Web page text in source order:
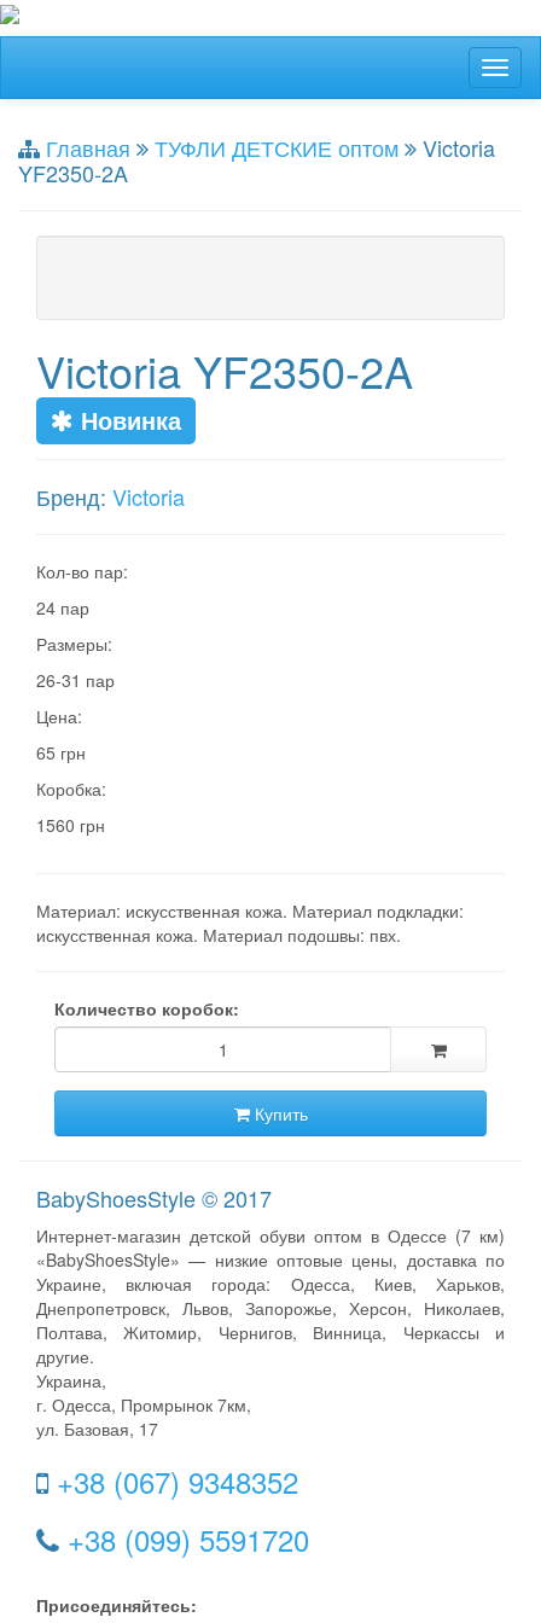
Главная ТУФЛИ ДЕТСКИЕ оптом
Victoria
YF2350-2A
Victoria YF2350-2A
Новинка
Бренд: Victoria
Кол-во пар:
24 пар
Размеры:
26-31 пар
Цена:
65 грн
Коробка:
1560 грн
Материал: искусственная кожа. Материал подкладки:
искусственная кожа. Материал подошвы: пвх.
Количество коробок:
Купить
BabyShoesStyle © 2017
Интернет-магазин детской обуви оптом в Одессе (7 км)
«BabyShoesStyle» — низкие оптовые цены, доставка по
Украине, включая города: Одесса, Киев, Харьков,
Днепропетровск, Львов, Запорожье, Херсон, Николаев,
Полтава, Житомир, Чернигов, Винница, Черкассы и
другие.
Украина,
г. Одесса, Промрынок 7км,
ул. Базовая, 17
+38 (067) 9348352
+38 (099) 5591720
Присоединяйтесь: